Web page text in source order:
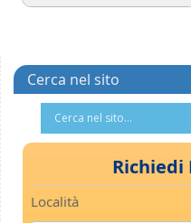
Cerca nel sito
Richiedi
Località